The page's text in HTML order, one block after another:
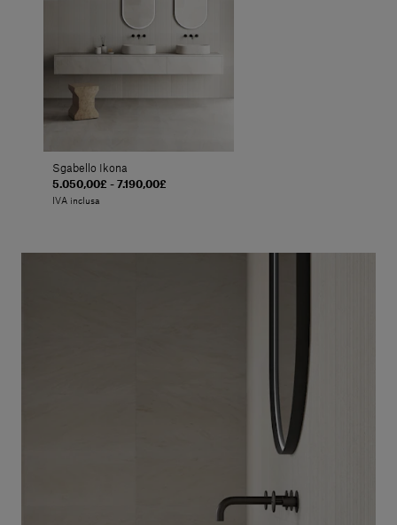
Sgabello Ikona
5.050,00£ - 7.190,00£
IVA inclusa